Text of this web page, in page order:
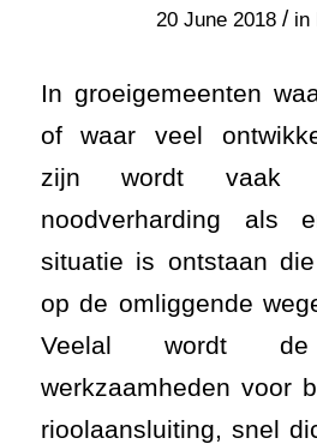
20 June 2018 / in
In groeigemeenten
of waar veel
zijn wordt vaak
noodverharding als
situatie is ontstaan
op de omliggende
Veelal wordt
werkzaamheden voor
rioolaansluiting, snel